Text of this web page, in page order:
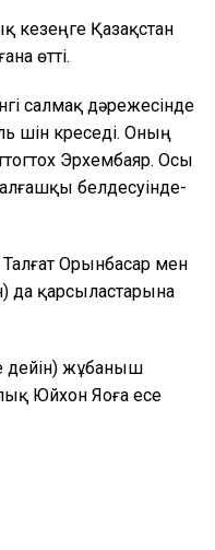
кезеңге Қазақстан
өтті.
салмақ дәрежесінде
күреседі. Оның
Эрхембаяр. Осы
белдесуінде-
Орынбасар мен
да қарсыластарына
дейін) жұбаныш
Юйхон Яоға есе